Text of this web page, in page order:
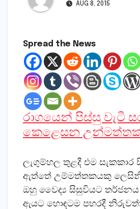
AUG 8, 2015
Spread the News
රාගයෙන් පිස්‌සු වැටී
කෙළෙසන
ලැගුම්හල තුළදී එම සැකකාර
ඇත්තේ උම්මත්තකයකු
ඔහු වෛද්‍ය සිසුවියට තර්ජනය
ඇයට හොඳටම පහරදී